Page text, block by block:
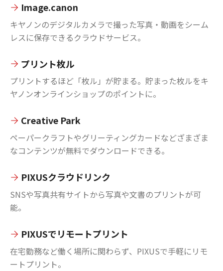
Image.canon
キヤノンのデジタルカメラで撮った写真・動画をシーム
レスに保存できるクラウドサービス。
プリント枚ル
プリントするほど「枚ル」が貯まる。貯まった枚ルをキ
ヤノンオンラインショップのポイントに。
Creative Park
ペーパークラフトやグリーティングカードなどざまざま
なコンテンツが無料でダウンロードできる。
PIXUSクラウドリンク
SNSや写真共有サイトから写真や文書のプリントが可
能。
PIXUSでリモートプリント
在宅勤務など働く場所に関わらず、PIXUSで手軽にリモ
ートプリント。